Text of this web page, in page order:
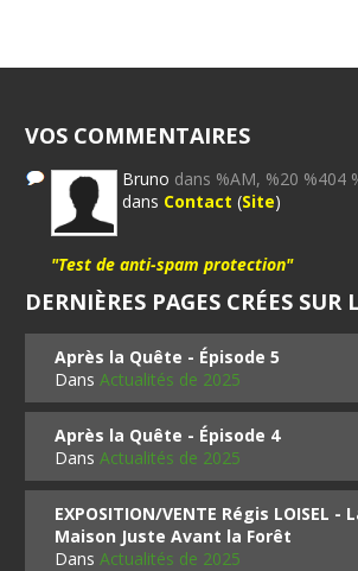
VOS COMMENTAIRES
Bruno dans %AM, %20 %404
dans Contact (Site)
"Test de anti-spam protection"
DERNIÈRES PAGES CRÉES SUR
Après la Quête - Épisode 5
DansActualités de 2025
Après la Quête - Épisode 4
DansActualités de 2025
EXPOSITION/VENTE Régis LOISEL -
Maison Juste Avant la Forêt
DansActualités de 2025